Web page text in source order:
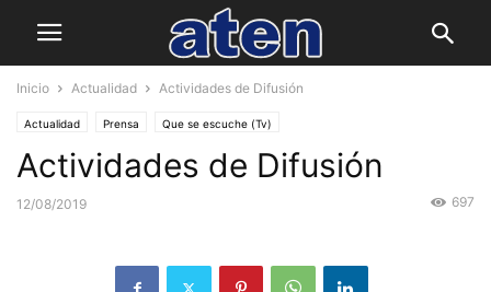
Inicio Actualidad Actividades de Difusión
Actualidad Prensa Que se escuche (Tv)
Actividades de Difusión
12/08/2019 697